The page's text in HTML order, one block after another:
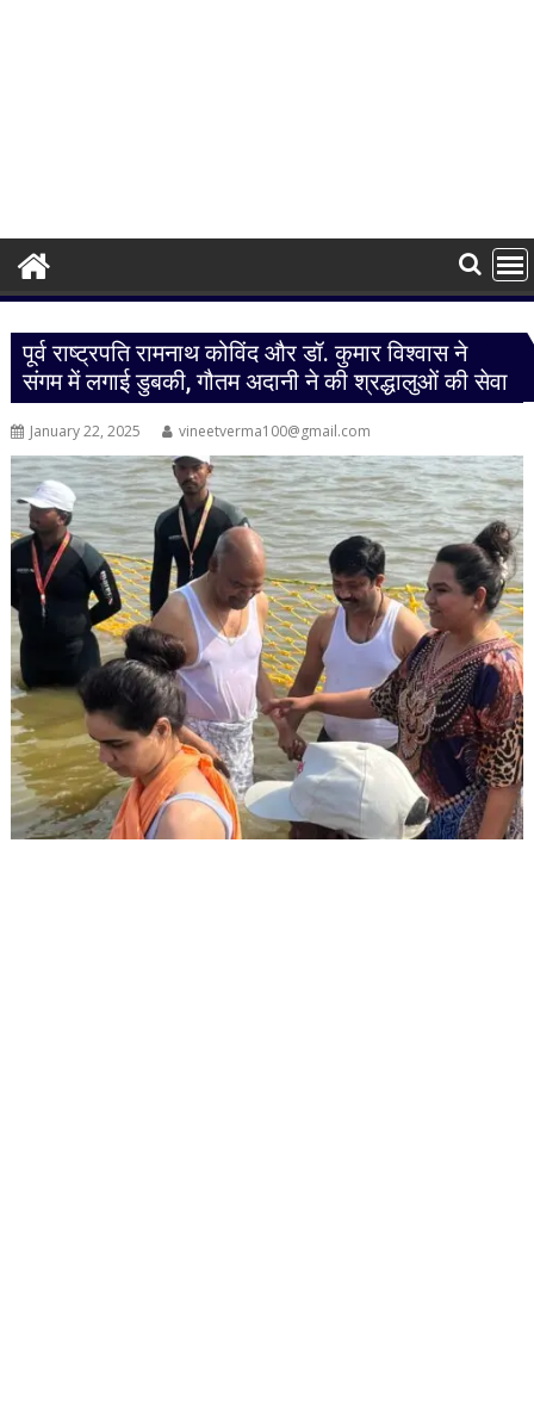
पूर्व राष्ट्रपति रामनाथ कोविंद और डॉ. कुमार विश्वास ने
संगम में लगाई डुबकी, गौतम अदानी ने की श्रद्धालुओं की सेवा
January 22, 2025 vineetverma100@gmail.com